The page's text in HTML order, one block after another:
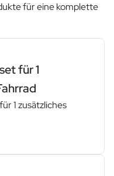
für eine komplette
für 1
1 zusätzliches